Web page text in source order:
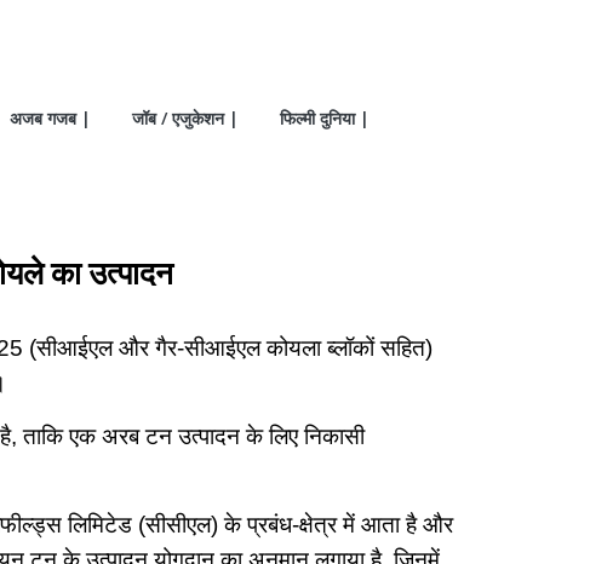
अजब गजब | जॉब / एजुकेशन | फिल्मी दुनिया |
का उत्पादन
25 (सीआईएल और गैर-सीआईएल कोयला ब्लॉकों सहित)
ताकि एक अरब टन उत्पादन के लिए निकासी
लिमिटेड (सीसीएल) के प्रबंध-क्षेत्र में आता है और